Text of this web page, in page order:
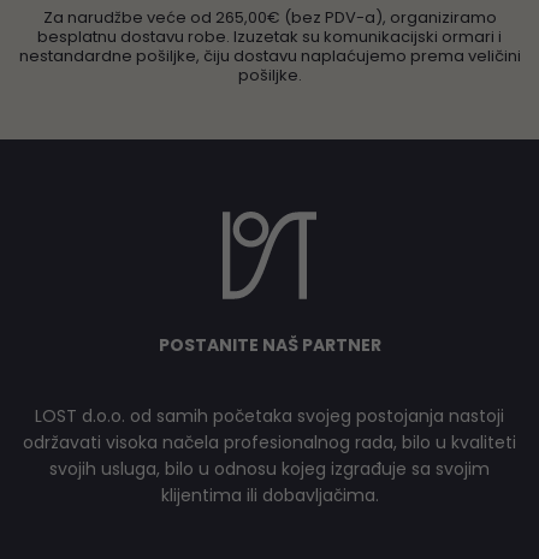
Za narudžbe veće od 265,00€ (bez PDV-a), organiziramo
besplatnu dostavu robe. Izuzetak su komunikacijski ormari i
nestandardne pošiljke, čiju dostavu naplaćujemo prema veličini
pošiljke.
POSTANITE NAŠ PARTNER
LOST d.o.o. od samih početaka svojeg postojanja nastoji
održavati visoka načela profesionalnog rada, bilo u kvaliteti
svojih usluga, bilo u odnosu kojeg izgrađuje sa svojim
klijentima ili dobavljačima.